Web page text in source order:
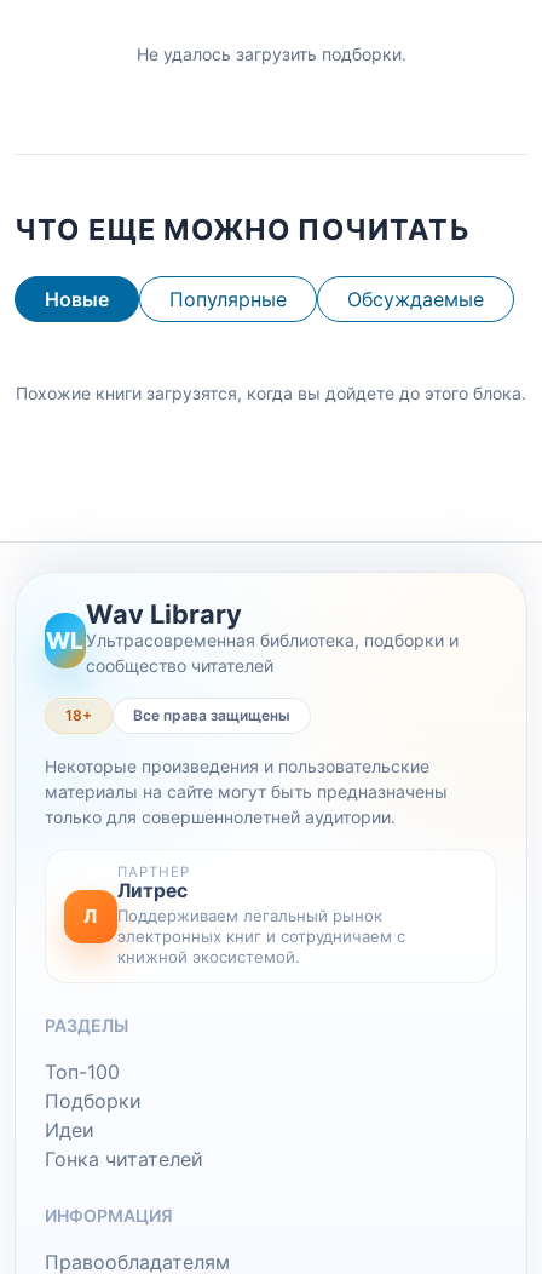
Не удалось загрузить подборки.
ЧТО ЕЩЕ МОЖНО ПОЧИТАТЬ
Новые Популярные Обсуждаемые
Похожие книги загрузятся, когда вы дойдете до этого блока.
WL
Wav Library
Ультрасовременная библиотека, подборки и
сообщество читателей
18+ Все права защищены
Некоторые произведения и пользовательские
материалы на сайте могут быть предназначены
только для совершеннолетней аудитории.
Л
ПАРТНЕР
Литрес
Поддерживаем легальный рынок
электронных книг и сотрудничаем с
книжной экосистемой.
РАЗДЕЛЫ
Топ-100
Подборки
Идеи
Гонка читателей
ИНФОРМАЦИЯ
Правообладателям